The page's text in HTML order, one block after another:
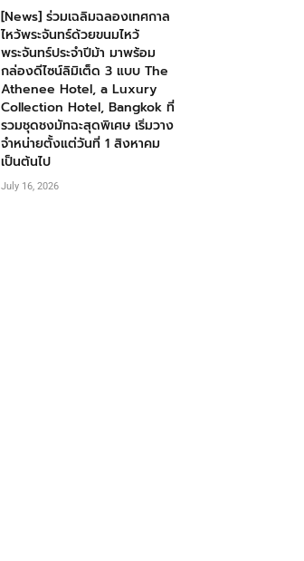
[News] ร่วมเฉลิมฉลองเทศกาล
ไหว้พระจันทร์ด้วยขนมไหว้
พระจันทร์ประจำปีม้า มาพร้อม
กล่องดีไซน์ลิมิเต็ด 3 แบบ The
Athenee Hotel, a Luxury
Collection Hotel, Bangkok ที่
รวมชุดชงมัทฉะสุดพิเศษ เริ่มวาง
จำหน่ายตั้งแต่วันที่ 1 สิงหาคม
เป็นต้นไป
July 16, 2026